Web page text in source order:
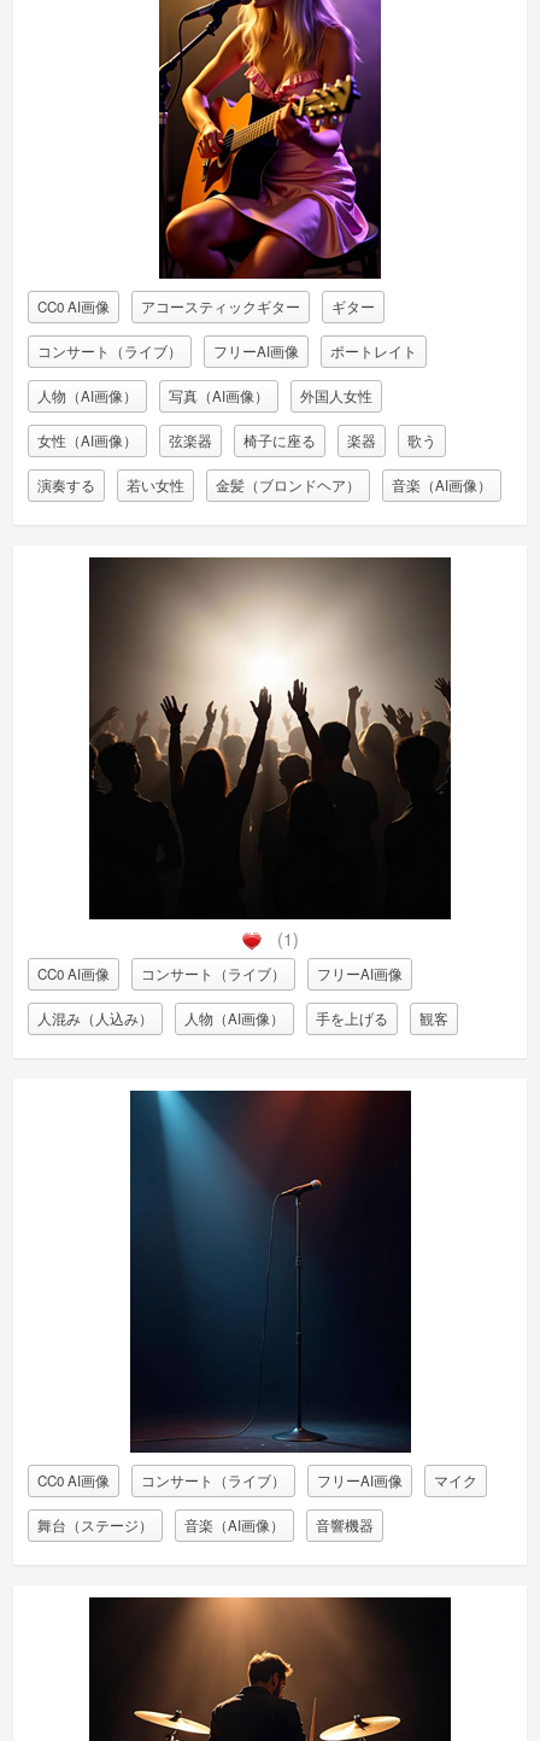
CC0 AI画像 アコースティックギター ギター
コンサート（ライブ） フリーAI画像 ポートレイト
人物（AI画像） 写真（AI画像） 外国人女性
女性（AI画像） 弦楽器 椅子に座る 楽器 歌う
演奏する 若い女性 金髪（ブロンドヘア） 音楽（AI画像）
(1)
CC0 AI画像 コンサート（ライブ） フリーAI画像
人混み（人込み） 人物（AI画像） 手を上げる 観客
CC0 AI画像 コンサート（ライブ） フリーAI画像 マイク
舞台（ステージ） 音楽（AI画像） 音響機器